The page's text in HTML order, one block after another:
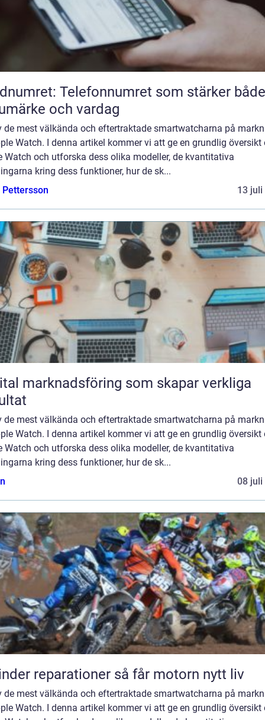
Telefonnumret som stärker både
och vardag
de mest välkända och eftertraktade smartwatcharna på
Watch. I denna artikel kommer vi att ge en grundlig översikt
Watch och utforska dess olika modeller, de kvantitativa
kring dess funktioner, hur de sk...
13 juli
marknadsföring som skapar verkliga
de mest välkända och eftertraktade smartwatcharna på
Watch. I denna artikel kommer vi att ge en grundlig översikt
Watch och utforska dess olika modeller, de kvantitativa
kring dess funktioner, hur de sk...
08 juli
Cylinder reparationer så får motorn nytt liv
de mest välkända och eftertraktade smartwatcharna på
Watch. I denna artikel kommer vi att ge en grundlig översikt